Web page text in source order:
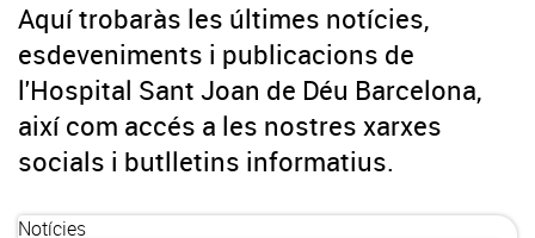
Aquí trobaràs les últimes notícies,
esdeveniments i publicacions de
l'Hospital Sant Joan de Déu Barcelona,
així com accés a les nostres xarxes
socials i butlletins informatius.
Notícies